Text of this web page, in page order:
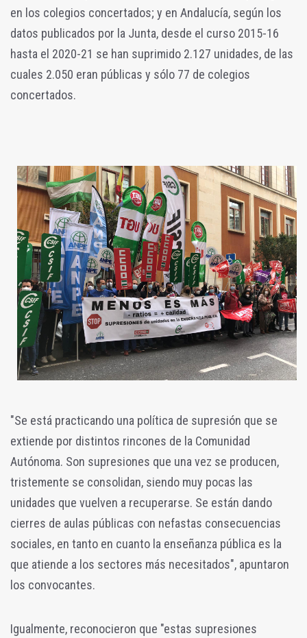
en los colegios concertados; y en Andalucía, según los
datos publicados por la Junta, desde el curso 2015-16
hasta el 2020-21 se han suprimido 2.127 unidades, de las
cuales 2.050 eran públicas y sólo 77 de colegios
concertados.
"Se está practicando una política de supresión que se
extiende por distintos rincones de la Comunidad
Autónoma. Son supresiones que una vez se producen,
tristemente se consolidan, siendo muy pocas las
unidades que vuelven a recuperarse. Se están dando
cierres de aulas públicas con nefastas consecuencias
sociales, en tanto en cuanto la enseñanza pública es la
que atiende a los sectores más necesitados", apuntaron
los convocantes.
Igualmente, reconocieron que "estas supresiones